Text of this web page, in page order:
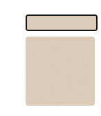
Фасады